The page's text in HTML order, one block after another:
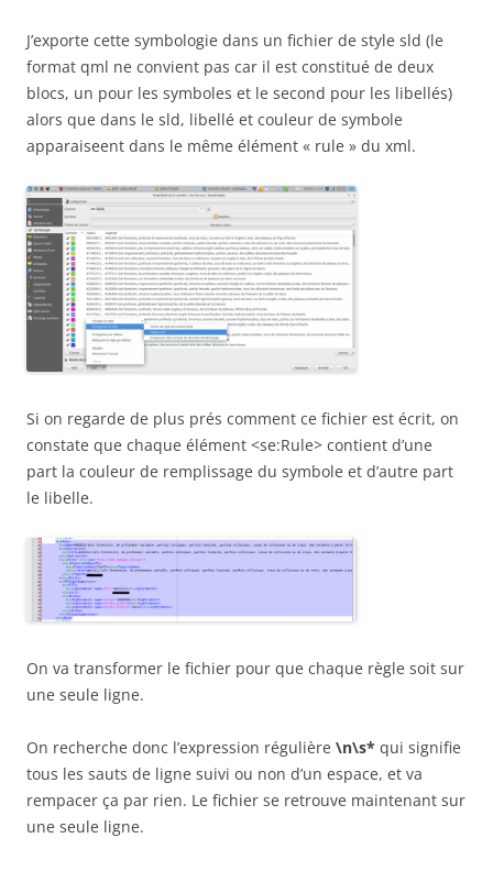
J’exporte cette symbologie dans un fichier de style sld (le
format qml ne convient pas car il est constitué de deux
blocs, un pour les symboles et le second pour les libellés)
alors que dans le sld, libellé et couleur de symbole
apparaiseent dans le même élément « rule » du xml.
Si on regarde de plus prés comment ce fichier est écrit, on
constate que chaque élément <se:Rule> contient d’une
part la couleur de remplissage du symbole et d’autre part
le libelle.
On va transformer le fichier pour que chaque règle soit sur
une seule ligne.
On recherche donc l’expression régulière \n\s* qui signifie
tous les sauts de ligne suivi ou non d’un espace, et va
rempacer ça par rien. Le fichier se retrouve maintenant sur
une seule ligne.